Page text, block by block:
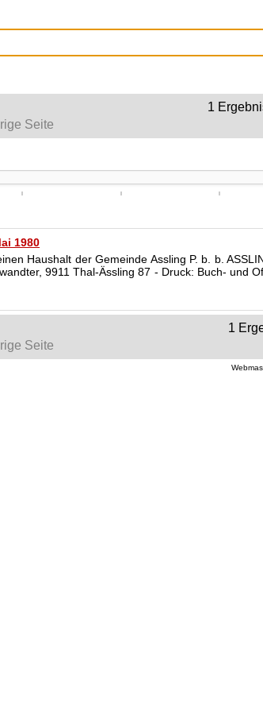
1
Seite
1980
Haushalt der Gemeinde Assling P. b. b.
9911 Thal-Ässling 87 - Druck: Buch- und
1
Seite